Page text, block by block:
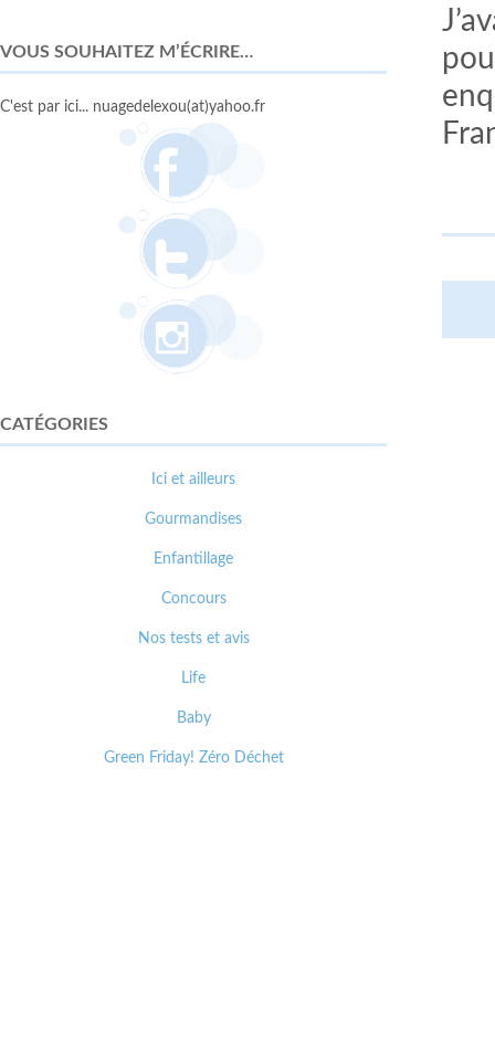
VOUS SOUHAITEZ M’ÉCRIRE…
C'est par ici... nuagedelexou(at)yahoo.fr
CATÉGORIES
Ici et ailleurs
Gourmandises
Enfantillage
Concours
Nos tests et avis
Life
Baby
Green Friday! Zéro Déchet